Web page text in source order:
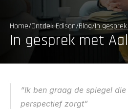
Home/Ontdek Edison/Blog/In
In gesprek met
“Ik ben graag de spiegel
perspectief zorgt”